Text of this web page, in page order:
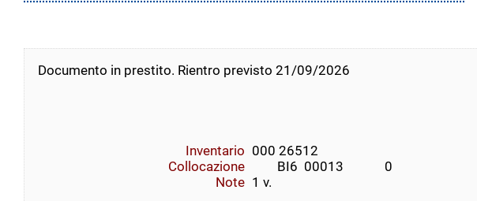
Documento in prestito. Rientro previsto 21/09/2026
Inventario 000 26512
Collocazione
        BI6  00013             0
Note 1 v.